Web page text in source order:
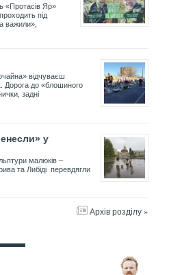
«Протасів Яр»
під
важили»,
відчуваєш
Дорога до «блошиного
задні
у
малюків –
та Либіді перевдягли
Архів розділу »